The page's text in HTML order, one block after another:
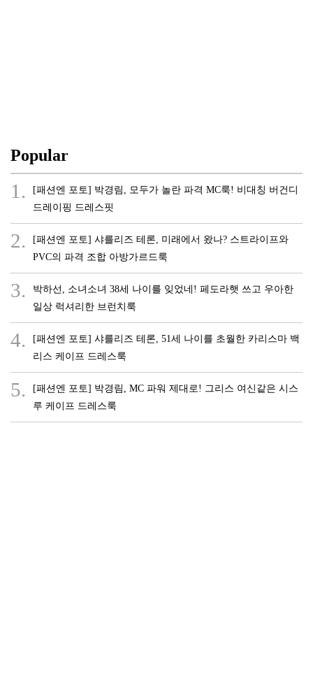
Popular
1.
[패션엔 포토] 박경림, 모두가 놀란 파격 MC룩! 비대칭 버건디
드레이핑 드레스핏
2.
[패션엔 포토] 샤를리즈 테론, 미래에서 왔나? 스트라이프와
PVC의 파격 조합 아방가르드룩
3.
박하선, 소녀소녀 38세 나이를 잊었네! 페도라햇 쓰고 우아한
일상 럭셔리한 브런치룩
4.
[패션엔 포토] 샤를리즈 테론, 51세 나이를 초월한 카리스마 백
리스 케이프 드레스룩
5.
[패션엔 포토] 박경림, MC 파워 제대로! 그리스 여신같은 시스
루 케이프 드레스룩